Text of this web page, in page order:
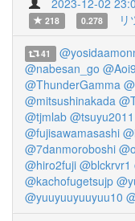
2023-12-02
218
0.278
41
@nabesan_go
@ThunderGamma
@mitsushinakada
@tjmlab @tsuyu2011
@fujisawamasashi
@7danmoroboshi
@hiro2fuji @blckrvr1
@kachofugetsujp
@yuuyuuyuuyuu10